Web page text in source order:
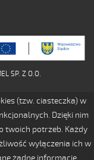
SP. Z O.O.
(tzw. ciasteczka) w
Dzięki nim
twoich potrzeb. Każdy
wyłączenia ich w
żadne informacje.